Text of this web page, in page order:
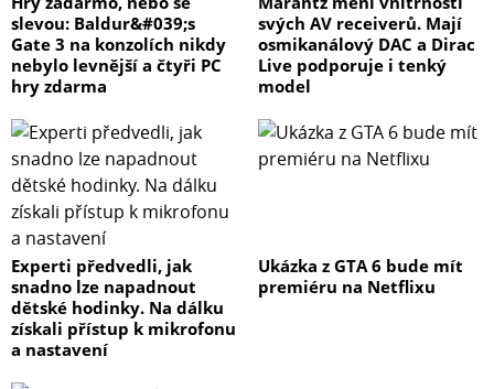
slevou: Baldur&#039;s
Gate 3 na konzolích nikdy
nebylo levnější a čtyři PC
hry zdarma
svých AV receiverů. Mají
osmikanálový DAC a Dirac
Live podporuje i tenký
model
Experti předvedli, jak
snadno lze napadnout
dětské hodinky. Na dálku
získali přístup k mikrofonu
a nastavení
Ukázka z GTA 6 bude mít
premiéru na Netflixu